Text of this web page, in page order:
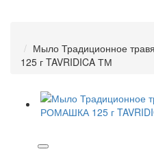
Мыло Традиционное
125 г TAVRIDICA ТМ